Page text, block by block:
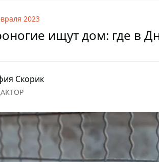
2023
ищут дом: где в
Скорик